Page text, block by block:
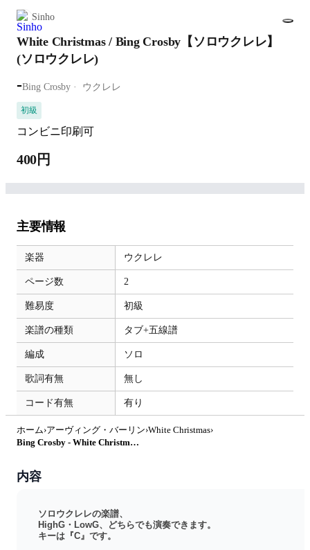
Sinho
White Christmas / Bing Crosby【ソロウクレレ】
(ソロウクレレ)
-Bing Crosby ウクレレ
初級
コンビニ印刷可
400円
主要情報
楽器 ウクレレ
ページ数 2
難易度 初級
楽譜の種類 タブ+五線譜
編成 ソロ
歌詞有無 無し
コード有無 有り
ホーム›アーヴィング・バーリン›White Christmas›
Bing Crosby - White Christmas / Bing Crosby【ソロウクレレ】 (ソロウクレレ) by Sinho
内容
ソロウクレレの楽譜、
HighG・LowG、どちらでも演奏できます。
キーは『C』です。